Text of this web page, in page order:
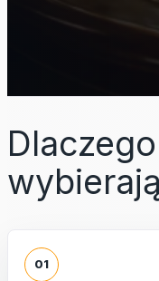
01